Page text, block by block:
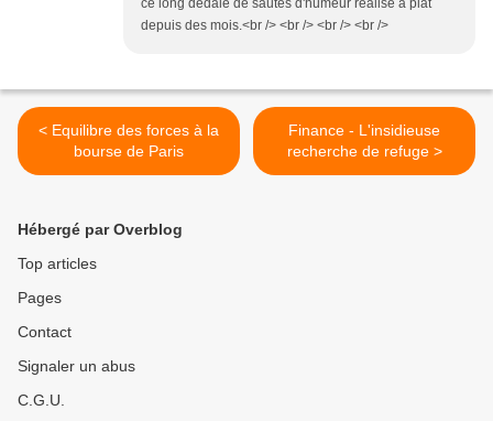
ce long dédale de sautes d'humeur réalisé à plat
depuis des mois.<br /> <br /> <br /> <br />
< Equilibre des forces à la
bourse de Paris
Finance - L'insidieuse
recherche de refuge >
Hébergé par Overblog
Top articles
Pages
Contact
Signaler un abus
C.G.U.